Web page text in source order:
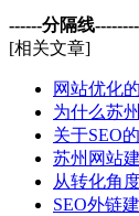
------分隔线
[相关文章]
网站优化
为什么苏
关于SEO
苏州网站
从转化角
SEO外链